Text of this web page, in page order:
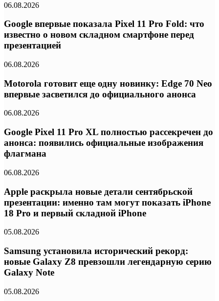
06.08.2026
Google впервые показала Pixel 11 Pro Fold: что
известно о новом складном смартфоне перед
презентацией
06.08.2026
Motorola готовит еще одну новинку: Edge 70 Neo
впервые засветился до официального анонса
06.08.2026
Google Pixel 11 Pro XL полностью рассекречен до
анонса: появились официальные изображения
флагмана
06.08.2026
Apple раскрыла новые детали сентябрьской
презентации: именно там могут показать iPhone
18 Pro и первый складной iPhone
05.08.2026
Samsung установила исторический рекорд:
новые Galaxy Z8 превзошли легендарную серию
Galaxy Note
05.08.2026